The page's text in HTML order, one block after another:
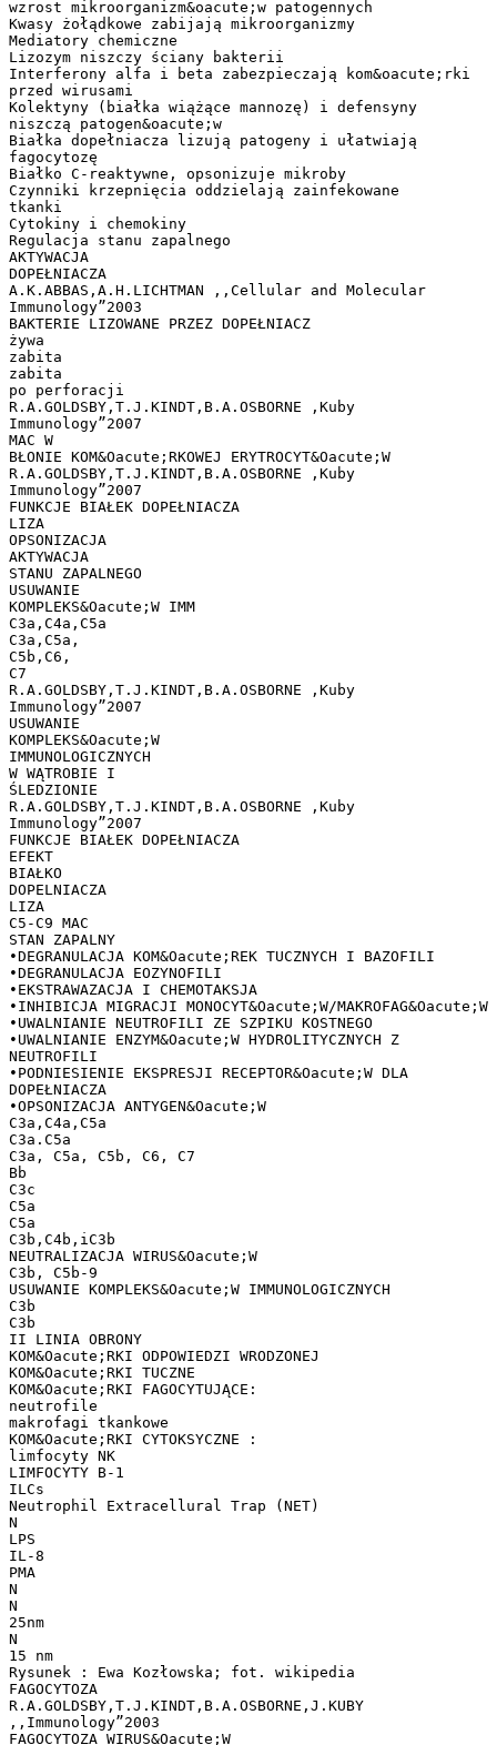
wzrost mikroorganizm&oacute;w patogennych
Kwasy żołądkowe zabijają mikroorganizmy
Mediatory chemiczne
Lizozym niszczy ściany bakterii
Interferony alfa i beta zabezpieczają kom&oacute;rki
przed wirusami
Kolektyny (białka wiążące mannozę) i defensyny
niszczą patogen&oacute;w
Białka dopełniacza lizują patogeny i ułatwiają
fagocytozę
Białko C-reaktywne, opsonizuje mikroby
Czynniki krzepnięcia oddzielają zainfekowane
tkanki
Cytokiny i chemokiny
Regulacja stanu zapalnego
AKTYWACJA
DOPEŁNIACZA
A.K.ABBAS,A.H.LICHTMAN ,,Cellular and Molecular
Immunology”2003
BAKTERIE LIZOWANE PRZEZ DOPEŁNIACZ
żywa
zabita
zabita
po perforacji
R.A.GOLDSBY,T.J.KINDT,B.A.OSBORNE ,Kuby
Immunology”2007
MAC W
BŁONIE KOM&Oacute;RKOWEJ ERYTROCYT&Oacute;W
R.A.GOLDSBY,T.J.KINDT,B.A.OSBORNE ,Kuby
Immunology”2007
FUNKCJE BIAŁEK DOPEŁNIACZA
LIZA
OPSONIZACJA
AKTYWACJA
STANU ZAPALNEGO
USUWANIE
KOMPLEKS&Oacute;W IMM
C3a,C4a,C5a
C3a,C5a,
C5b,C6,
C7
R.A.GOLDSBY,T.J.KINDT,B.A.OSBORNE ,Kuby
Immunology”2007
USUWANIE
KOMPLEKS&Oacute;W
IMMUNOLOGICZNYCH
W WĄTROBIE I
ŚLEDZIONIE
R.A.GOLDSBY,T.J.KINDT,B.A.OSBORNE ,Kuby
Immunology”2007
FUNKCJE BIAŁEK DOPEŁNIACZA
EFEKT
BIAŁKO
DOPELNIACZA
LIZA
C5-C9 MAC
STAN ZAPALNY
•DEGRANULACJA KOM&Oacute;REK TUCZNYCH I BAZOFILI
•DEGRANULACJA EOZYNOFILI
•EKSTRAWAZACJA I CHEMOTAKSJA
•INHIBICJA MIGRACJI MONOCYT&Oacute;W/MAKROFAG&Oacute;W
•UWALNIANIE NEUTROFILI ZE SZPIKU KOSTNEGO
•UWALNIANIE ENZYM&Oacute;W HYDROLITYCZNYCH Z
NEUTROFILI
•PODNIESIENIE EKSPRESJI RECEPTOR&Oacute;W DLA
DOPEŁNIACZA
•OPSONIZACJA ANTYGEN&Oacute;W
C3a,C4a,C5a
C3a.C5a
C3a, C5a, C5b, C6, C7
Bb
C3c
C5a
C5a
C3b,C4b,iC3b
NEUTRALIZACJA WIRUS&Oacute;W
C3b, C5b-9
USUWANIE KOMPLEKS&Oacute;W IMMUNOLOGICZNYCH
C3b
C3b
II LINIA OBRONY
KOM&Oacute;RKI ODPOWIEDZI WRODZONEJ
KOM&Oacute;RKI TUCZNE
KOM&Oacute;RKI FAGOCYTUJĄCE:
neutrofile
makrofagi tkankowe
KOM&Oacute;RKI CYTOKSYCZNE :
limfocyty NK
LIMFOCYTY B-1
ILCs
Neutrophil Extracellural Trap (NET)
N
LPS
IL-8
PMA
N
N
25nm
N
15 nm
Rysunek : Ewa Kozłowska; fot. wikipedia
FAGOCYTOZA
R.A.GOLDSBY,T.J.KINDT,B.A.OSBORNE,J.KUBY
,,Immunology”2003
FAGOCYTOZA WIRUS&Oacute;W